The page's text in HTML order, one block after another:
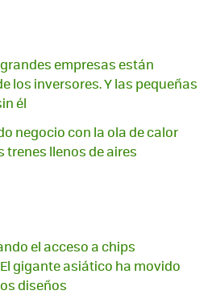
grandes empresas están
los inversores. Y las pequeñas
él
negocio con la ola de calor
trenes llenos de aires
el acceso a chips
gigante asiático ha movido
diseños